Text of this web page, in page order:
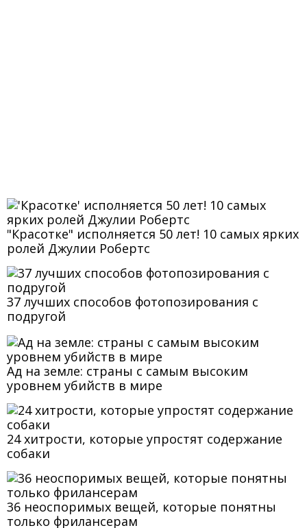
"Красотке" исполняется 50 лет! 10 самых ярких
ролей Джулии Робертс
37 лучших способов фотопозирования с
подругой
Ад на земле: страны с самым высоким
уровнем убийств в мире
24 хитрости, которые упростят содержание
собаки
36 неоспоримых вещей, которые понятны
только фрилансерам